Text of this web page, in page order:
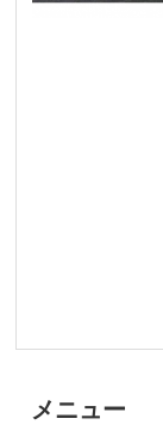
メニュー